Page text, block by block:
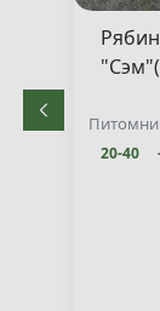
20-40